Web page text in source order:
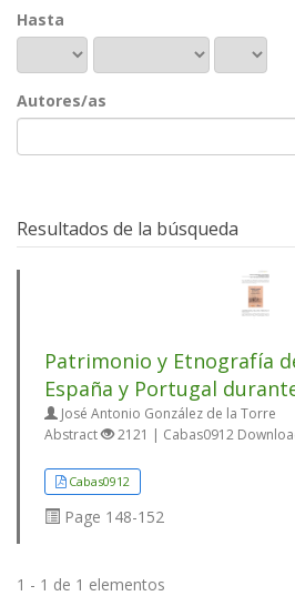
Hasta
Autores/as
Resultados de la búsqueda
Patrimonio y Etnografía
España y Portugal
José Antonio González de la Torre
Abstract
2121 | Cabas0912
Cabas0912
Page 148-152
1 - 1 de 1 elementos